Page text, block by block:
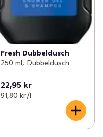
Fresh Dubbeldusch
250 ml, Dubbeldusch
22,95 kr
91,80 kr /l